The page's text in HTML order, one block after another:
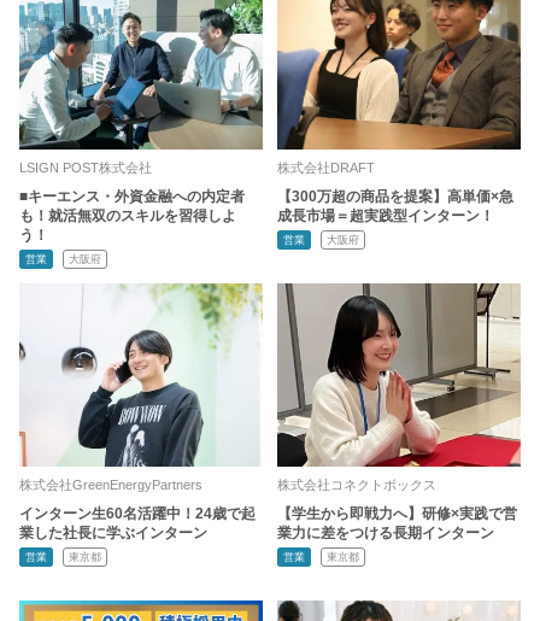
LSIGN POST株式会社
■キーエンス・外資金融への内定者
も！就活無双のスキルを習得しよ
う！
営業 大阪府
株式会社DRAFT
【300万超の商品を提案】高単価×急
成長市場＝超実践型インターン！
営業 大阪府
株式会社GreenEnergyPartners
インターン生60名活躍中！24歳で起
業した社長に学ぶインターン
営業 東京都
株式会社コネクトボックス
【学生から即戦力へ】研修×実践で営
業力に差をつける長期インターン
営業 東京都